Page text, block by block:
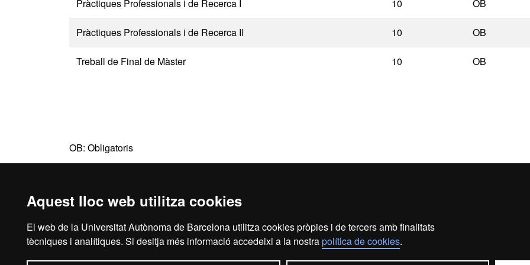
Aquest lloc web utilitza cookies
El web de la Universitat Autònoma de Barcelona utilitza cookies pròpies i de tercers amb finalitats
tècniques i analítiques. Si desitja més informació accedeixi a la nostrapolítica de cookies.
Pràctiques Professionals i de Recerca I 10 OB
Pràctiques Professionals i de Recerca II 10 OB
Treball de Final de Màster 10 OB
OB: Obligatoris
Avís legal Protecció de dades Sobre el web Accessibilitat web